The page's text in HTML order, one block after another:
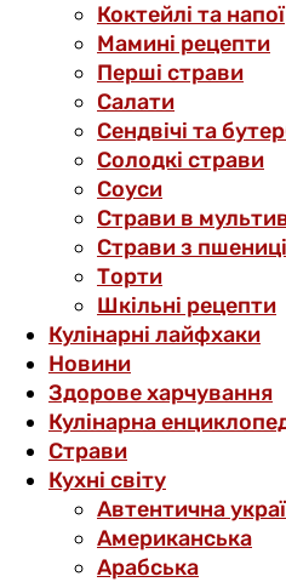
Коктейлі та напої
Мамині рецепти
Перші страви
Салати
Сендвічі та
Солодкі страви
Соуси
Страви в
Страви з пшениці
Торти
Шкільні рецепти
Кулінарні лайфхаки
Новини
Здорове харчування
Кулінарна
Страви
Кухні світу
Автентична
Американська
Арабська